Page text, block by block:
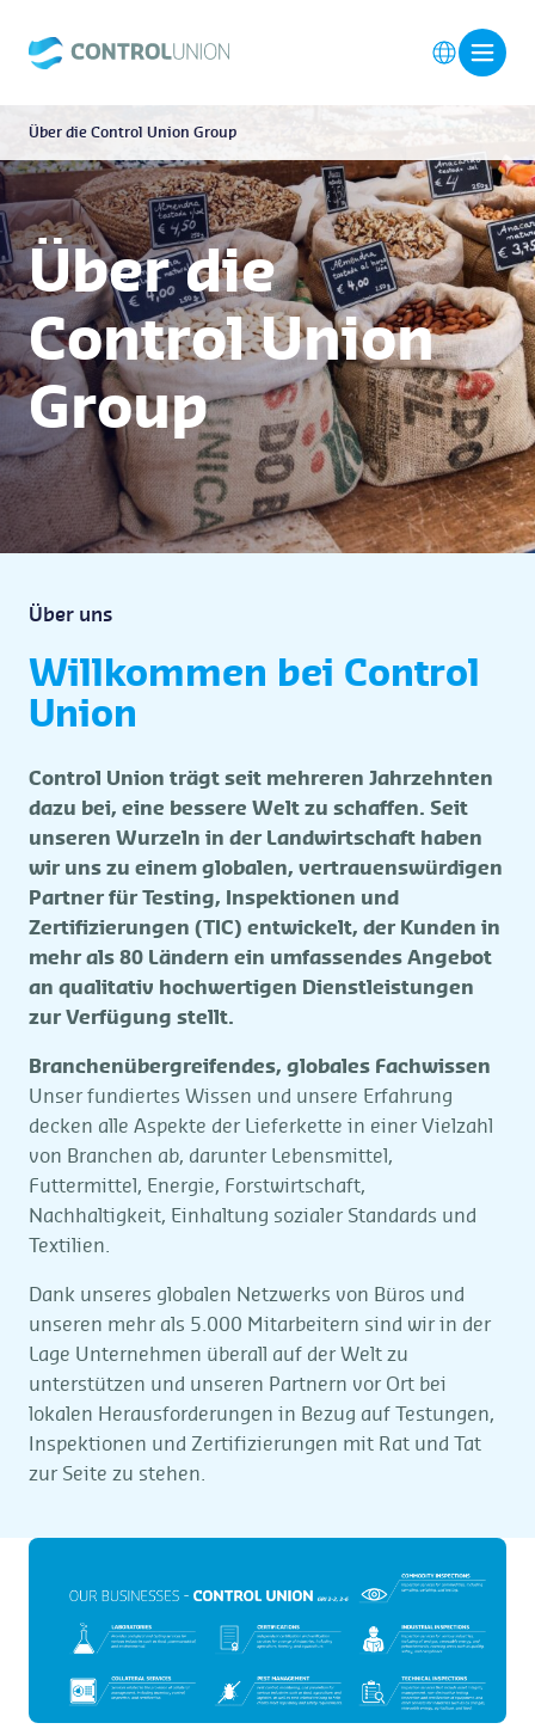
Über die Control Union Group
Über die
Control Union
Group
Über uns
Willkommen bei Control
Union
Control Union trägt seit mehreren Jahrzehnten
dazu bei, eine bessere Welt zu schaffen. Seit
unseren Wurzeln in der Landwirtschaft haben
wir uns zu einem globalen, vertrauenswürdigen
Partner für Testing, Inspektionen und
Zertifizierungen (TIC) entwickelt, der Kunden in
mehr als 80 Ländern ein umfassendes Angebot
an qualitativ hochwertigen Dienstleistungen
zur Verfügung stellt.
Branchenübergreifendes, globales Fachwissen
Unser fundiertes Wissen und unsere Erfahrung
decken alle Aspekte der Lieferkette in einer Vielzahl
von Branchen ab, darunter Lebensmittel,
Futtermittel, Energie, Forstwirtschaft,
Nachhaltigkeit, Einhaltung sozialer Standards und
Textilien.
Dank unseres globalen Netzwerks von Büros und
unseren mehr als 5.000 Mitarbeitern sind wir in der
Lage Unternehmen überall auf der Welt zu
unterstützen und unseren Partnern vor Ort bei
lokalen Herausforderungen in Bezug auf Testungen,
Inspektionen und Zertifizierungen mit Rat und Tat
zur Seite zu stehen.